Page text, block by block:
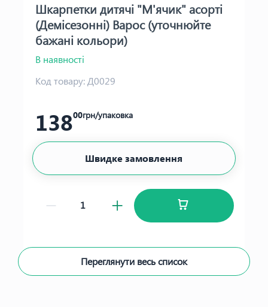
Шкарпетки дитячі "М'ячик" асорті
(Демісезонні) Варос (уточнюйте
бажані кольори)
В наявності
Код товару:Д0029
13800грн/упаковка
Швидке замовлення
Переглянути весь список